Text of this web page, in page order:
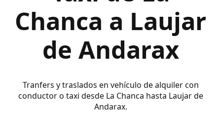
Chanca a Laujar
de Andarax
Tranfers y traslados en vehículo de alquiler con
conductor o taxi desde La Chanca hasta Laujar de
Andarax.